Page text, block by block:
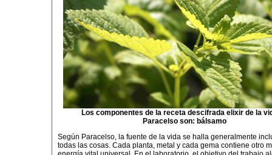
Los componentes de la receta descifrada elixir de la
Paracelso son: bálsamo
Según Paracelso, la fuente de la vida se halla generalmente
todas las cosas. Cada planta, metal y cada gema contiene otro